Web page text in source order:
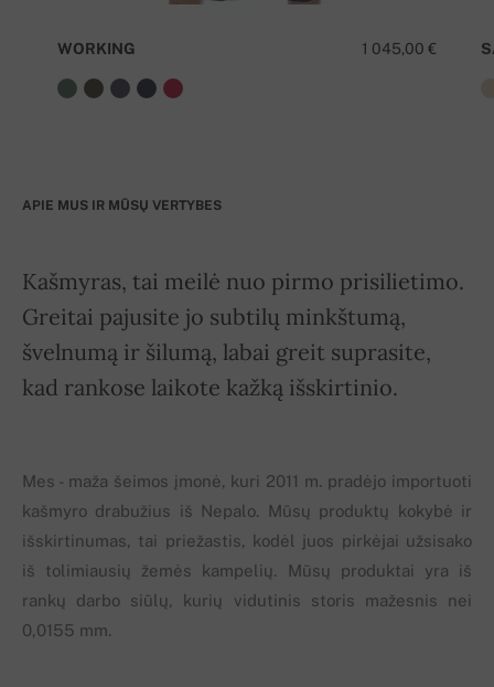
1 045,00 €
WORKING
APIE MUS IR MŪSŲ VERTYBES
Kašmyras, tai meilė nuo pirmo prisilietimo.
Greitai pajusite jo subtilų minkštumą,
švelnumą ir šilumą, labai greit suprasite,
kad rankose laikote kažką išskirtinio.
Mes - maža šeimos įmonė, kuri 2011 m. pradėjo importuoti
kašmyro drabužius iš Nepalo. Mūsų produktų kokybė ir
išskirtinumas, tai priežastis, kodėl juos pirkėjai užsisako
iš tolimiausių žemės kampelių. Mūsų produktai yra iš
rankų darbo siūlų, kurių vidutinis storis mažesnis nei
0,0155 mm.